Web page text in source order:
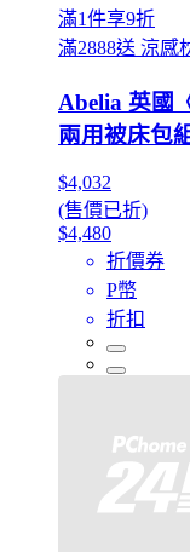
滿1件享9折
滿2888送 涼感
Abelia 英國
兩用被床包
$4,032
(售價已折)
$4,480
折價券
P幣
折扣